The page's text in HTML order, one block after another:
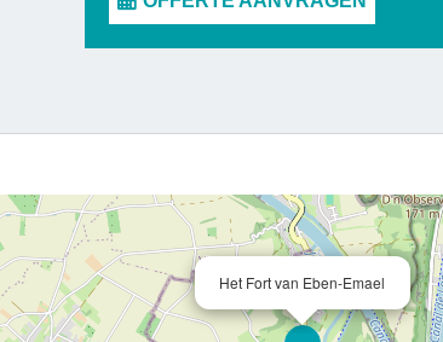
Het Fort van Eben-Emael